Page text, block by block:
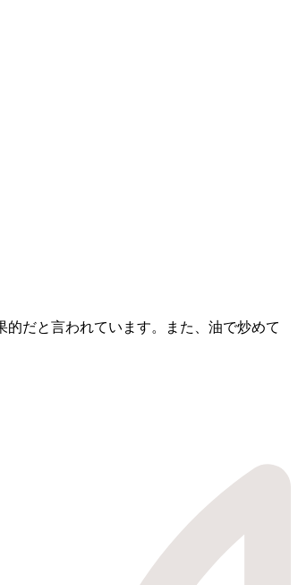
だと言われています。また、油で炒めて